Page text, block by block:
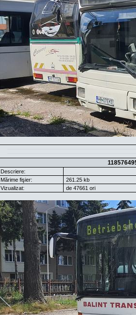
Descriere:
Mărime fişier:
261.25 kb
Vizualizat:
de 47661 ori